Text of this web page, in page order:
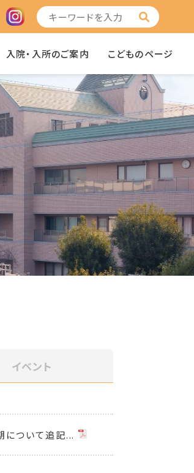
入院・入所のご案内 こどものページ
イベント
について追記...